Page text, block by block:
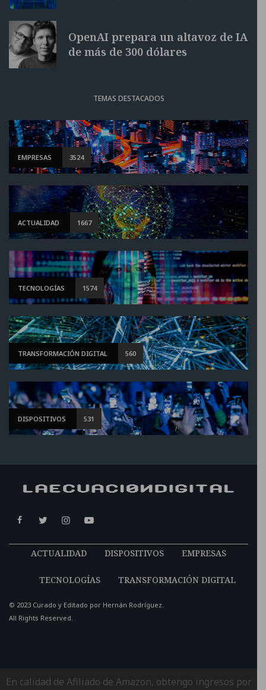
OpenAI prepara un altavoz de IA
de más de 300 dólares
TEMAS DESTACADOS
EMPRESAS 3524
ACTUALIDAD 1667
TECNOLOGÍAS 1574
TRANSFORMACIÓN DIGITAL 560
DISPOSITIVOS 531
ACTUALIDAD DISPOSITIVOS EMPRESAS
TECNOLOGÍAS TRANSFORMACIÓN DIGITAL
© 2023 Curado y Editado por Hernán Rodríguez.
All Rights Reserved.
En calidad de Afiliado de Amazon, obtengo ingresos por